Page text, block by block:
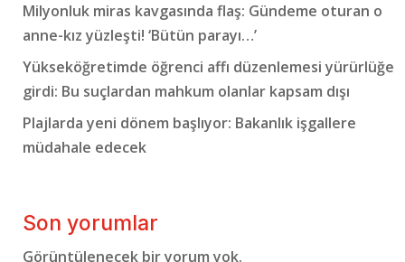
Milyonluk miras kavgasında flaş: Gündeme oturan o
anne-kız yüzleşti! ‘Bütün parayı…’
Yükseköğretimde öğrenci affı düzenlemesi yürürlüğe
girdi: Bu suçlardan mahkum olanlar kapsam dışı
Plajlarda yeni dönem başlıyor: Bakanlık işgallere
müdahale edecek
Son yorumlar
Görüntülenecek bir yorum yok.